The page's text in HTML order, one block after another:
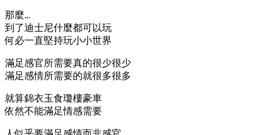
那麼…
到了迪士尼什麼都可以玩
何必一直堅持玩小小世界
滿足感官所需要真的很少很少
滿足感情所需要的就很多很多
就算錦衣玉食瓊樓豪車
依然不能滿足情感需要